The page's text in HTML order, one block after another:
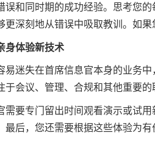
误和同时期的成功经验。思考您
更深刻地从错误中吸取教训。如
身体验新技术
易迷失在首席信息官本身的业务
于会议、管理、合规和其他重要
需要专门留出时间观看演示或试
最后，您还需要根据这些体验为有